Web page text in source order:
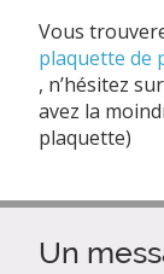
Vous
plaquette de
, n’hésitez
avez la
plaquette)
Un